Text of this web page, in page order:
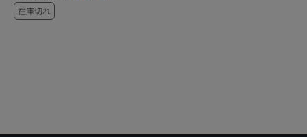
在庫切れ